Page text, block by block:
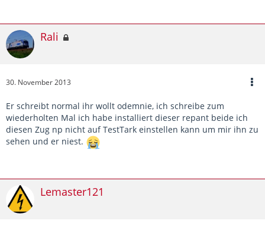
Rali
30. November 2013
Er schreibt normal ihr wollt odemnie, ich schreibe zum
wiederholten Mal ich habe installiert dieser repant beide ich
diesen Zug np nicht auf TestTark einstellen kann um mir ihn zu
sehen und er niest.
Lemaster121